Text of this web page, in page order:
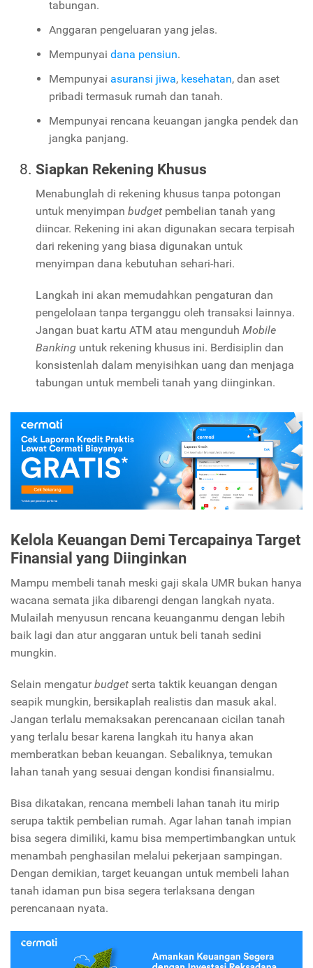
tabungan.
Anggaran pengeluaran yang jelas.
Mempunyaidana pensiun.
Mempunyai asuransi jiwa, kesehatan, dan aset
pribadi termasuk rumah dan tanah.
Mempunyai rencana keuangan jangka pendek dan
jangka panjang.
Siapkan Rekening Khusus
Menabunglah di rekening khusus tanpa potongan
untuk menyimpan budget pembelian tanah yang
diincar. Rekening ini akan digunakan secara terpisah
dari rekening yang biasa digunakan untuk
menyimpan dana kebutuhan sehari-hari.
Langkah ini akan memudahkan pengaturan dan
pengelolaan tanpa terganggu oleh transaksi lainnya.
Jangan buat kartu ATM atau mengunduh Mobile
Banking untuk rekening khusus ini. Berdisiplin dan
konsistenlah dalam menyisihkan uang dan menjaga
tabungan untuk membeli tanah yang diinginkan.
Kelola Keuangan Demi Tercapainya Target
Finansial yang Diinginkan
Mampu membeli tanah meski gaji skala UMR bukan hanya
wacana semata jika dibarengi dengan langkah nyata.
Mulailah menyusun rencana keuanganmu dengan lebih
baik lagi dan atur anggaran untuk beli tanah sedini
mungkin.
Selain mengaturbudget serta taktik keuangan dengan
seapik mungkin, bersikaplah realistis dan masuk akal.
Jangan terlalu memaksakan perencanaan cicilan tanah
yang terlalu besar karena langkah itu hanya akan
memberatkan beban keuangan. Sebaliknya, temukan
lahan tanah yang sesuai dengan kondisi finansialmu.
Bisa dikatakan, rencana membeli lahan tanah itu mirip
serupa taktik pembelian rumah. Agar lahan tanah impian
bisa segera dimiliki, kamu bisa mempertimbangkan untuk
menambah penghasilan melalui pekerjaan sampingan.
Dengan demikian, target keuangan untuk membeli lahan
tanah idaman pun bisa segera terlaksana dengan
perencanaan nyata.